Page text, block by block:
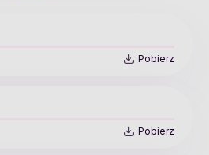
Pobierz
Pobierz